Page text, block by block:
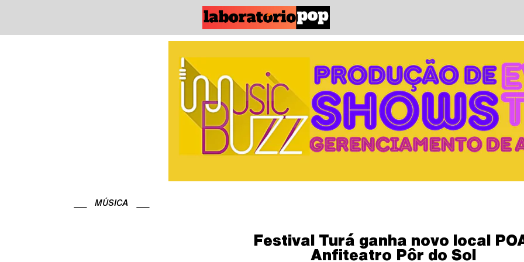
MÚSICA
Festival Turá ganha novo local
Anfiteatro Pôr do Sol